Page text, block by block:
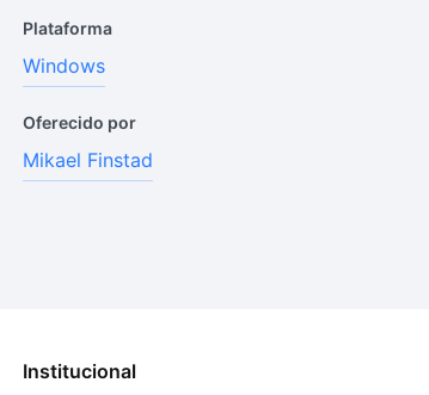
Plataforma
Windows
Oferecido por
Mikael Finstad
Institucional